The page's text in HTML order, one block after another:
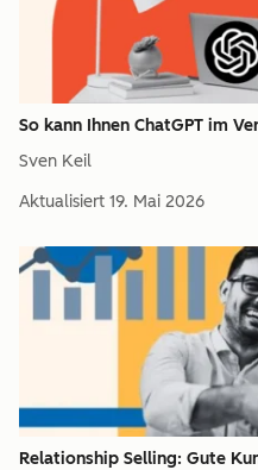
So kann Ihnen ChatGPT im
Sven Keil
Aktualisiert 19. Mai 2026
Relationship Selling: Gute